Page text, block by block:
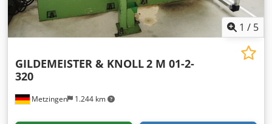
1 / 5
Metzingen 1.244 km
GILDEMEISTER & KNOLL2 M 01-2-
320